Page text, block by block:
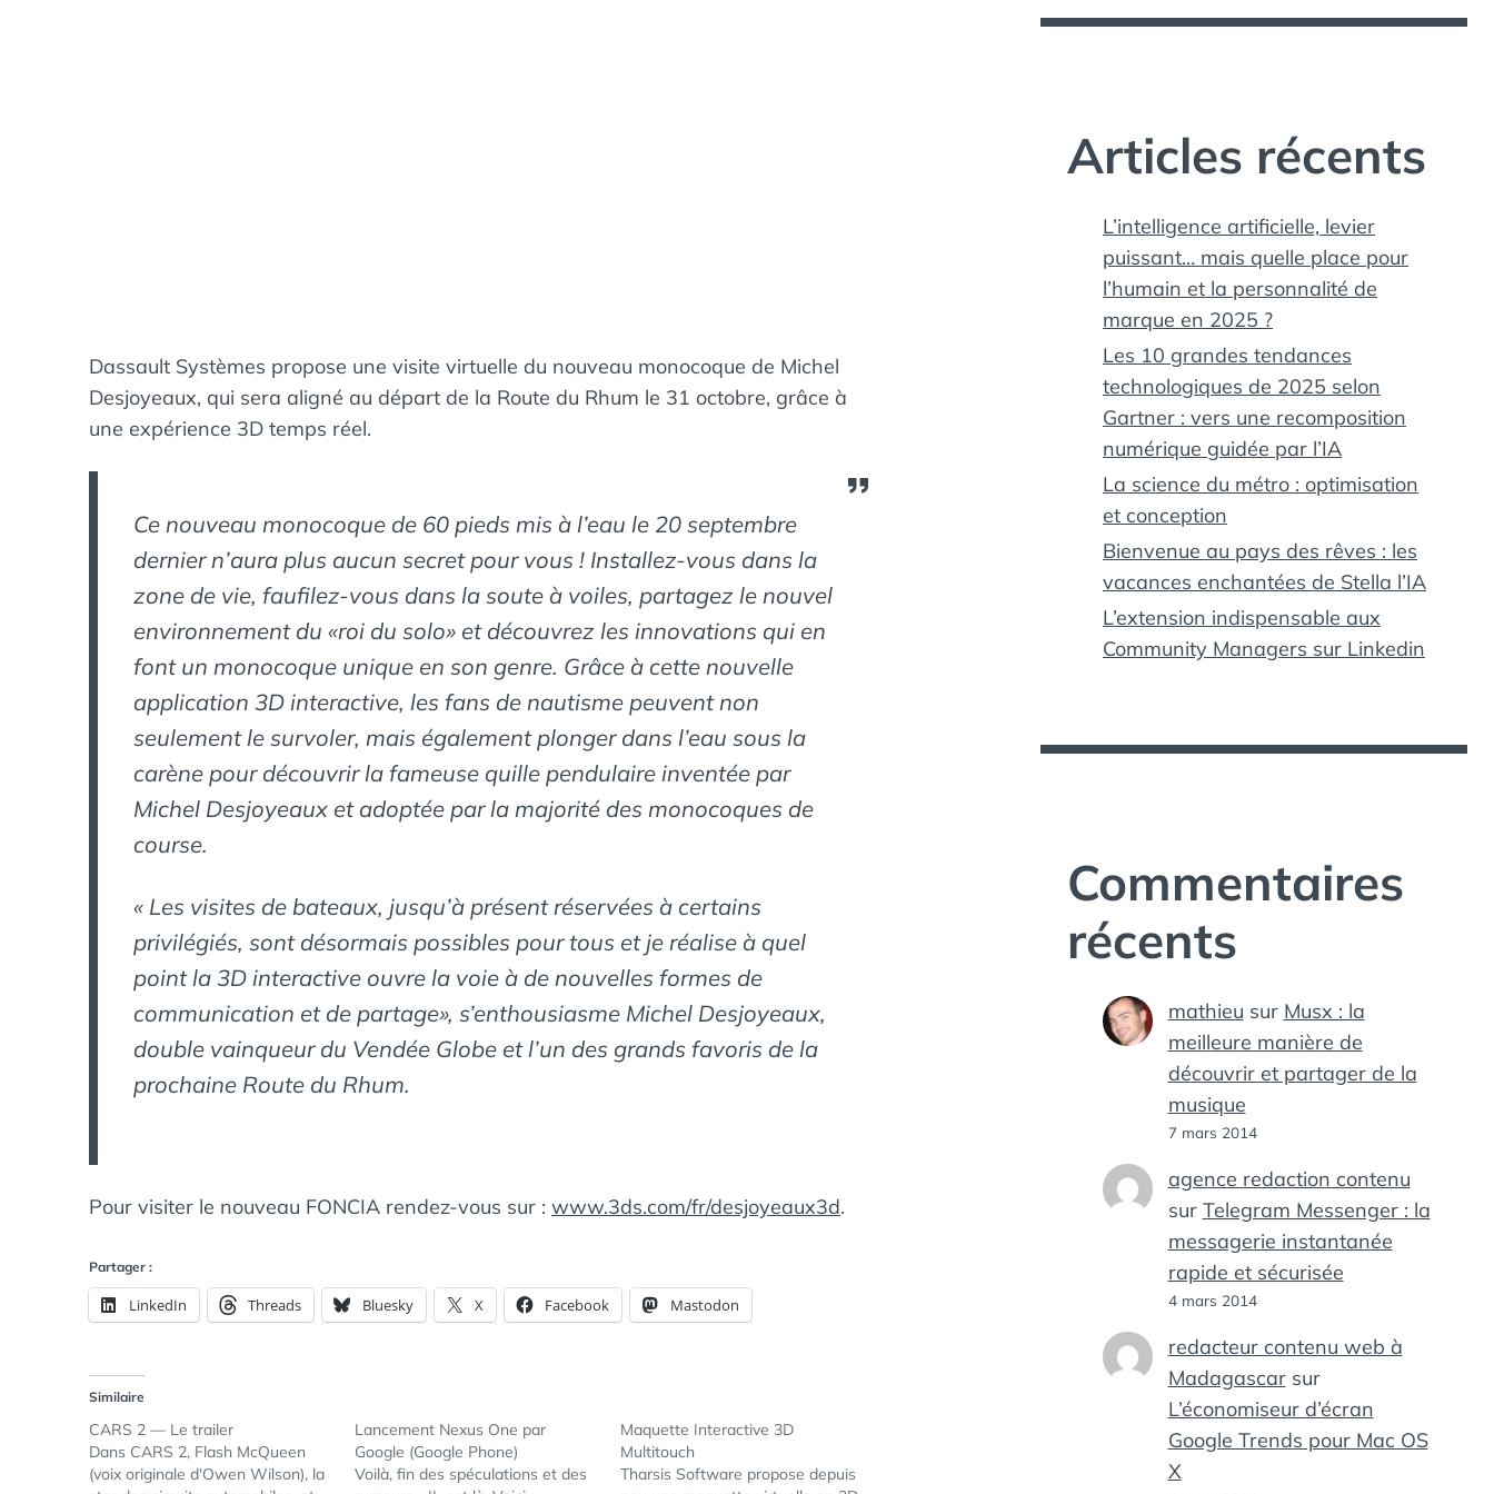
Dassault Systèmes propose une visite virtuelle du nouveau monocoque de Michel
Desjoyeaux, qui sera aligné au départ de la Route du Rhum le 31 octobre, grâce à
une expérience 3D temps réel.
Ce nouveau monocoque de 60 pieds mis à l’eau le 20 septembre
dernier n’aura plus aucun secret pour vous ! Installez-vous dans la
zone de vie, faufilez-vous dans la soute à voiles, partagez le nouvel
environnement du «roi du solo» et découvrez les innovations qui en
font un monocoque unique en son genre. Grâce à cette nouvelle
application 3D interactive, les fans de nautisme peuvent non
seulement le survoler, mais également plonger dans l’eau sous la
carène pour découvrir la fameuse quille pendulaire inventée par
Michel Desjoyeaux et adoptée par la majorité des monocoques de
course.
« Les visites de bateaux, jusqu’à présent réservées à certains
privilégiés, sont désormais possibles pour tous et je réalise à quel
point la 3D interactive ouvre la voie à de nouvelles formes de
communication et de partage», s’enthousiasme Michel Desjoyeaux,
double vainqueur du Vendée Globe et l’un des grands favoris de la
prochaine Route du Rhum.
Pour visiter le nouveau FONCIA rendez-vous sur : www.3ds.com/fr/desjoyeaux3d.
Partager :
LinkedIn Threads Bluesky X Facebook Mastodon
Similaire
CARS 2 — Le trailer
Dans CARS 2, Flash McQueen
(voix originale d'Owen Wilson), la
Lancement Nexus One par
Google (Google Phone)
Voilà, fin des spéculations et des
Maquette Interactive 3D
Multitouch
Tharsis Software propose depuis
Articles récents
L’intelligence artificielle, levier
puissant… mais quelle place pour
l’humain et la personnalité de
marque en 2025 ?
Les 10 grandes tendances
technologiques de 2025 selon
Gartner : vers une recomposition
numérique guidée par l’IA
La science du métro : optimisation
et conception
Bienvenue au pays des rêves : les
vacances enchantées de Stella l’IA
L’extension indispensable aux
Community Managers sur Linkedin
Commentaires
récents
mathieu sur Musx : la
meilleure manière de
découvrir et partager de la
musique
7 mars 2014
agence redaction contenu
sur Telegram Messenger : la
messagerie instantanée
rapide et sécurisée
4 mars 2014
redacteur contenu web à
Madagascarsur
L’économiseur d’écran
Google Trends pour Mac OS
X